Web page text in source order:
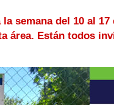
semana del 10 al
área. Están todos